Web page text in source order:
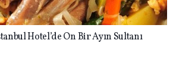
Hotel’de On Bir Ayın Sultanı